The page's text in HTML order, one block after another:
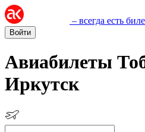
– всегда есть
Войти
Авиабилеты
Иркутск